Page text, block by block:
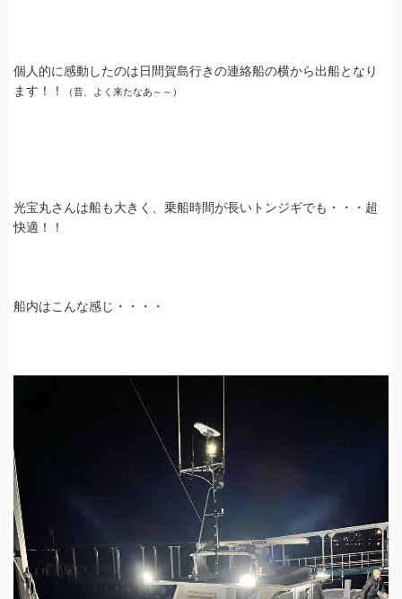
個人的に感動したのは日間賀島行きの連絡船の横から出船となり
ます！！
（昔、よく来たなあ～～）
光宝丸さんは船も大きく、乗船時間が長いトンジギでも・・・超
快適！！
船内はこんな感じ・・・・